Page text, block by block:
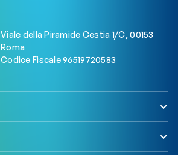
Viale della Piramide Cestia 1/C, 00153
Roma
Codice Fiscale 96519720583